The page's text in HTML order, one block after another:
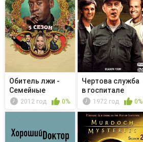
Обитель лжи -
Семейные
ценности
2012 год 0%
Чертова служба
в гoспитале
M*A*S*H - ...
1972 год 0%